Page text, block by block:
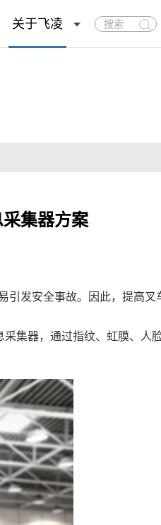
关于飞凌
搜
索
集器方案
引发安全事故。因此，提高叉
集器，通过指纹、虹膜、人